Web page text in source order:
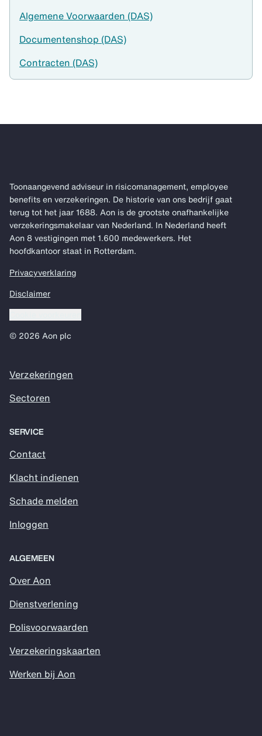
Algemene Voorwaarden (DAS)
Documentenshop (DAS)
Contracten (DAS)
Toonaangevend adviseur in risicomanagement, employee
benefits en verzekeringen. De historie van ons bedrijf gaat
terug tot het jaar 1688. Aon is de grootste onafhankelijke
verzekeringsmakelaar van Nederland. In Nederland heeft
Aon 8 vestigingen met 1.600 medewerkers. Het
hoofdkantoor staat in Rotterdam.
Privacyverklaring
Disclaimer
© 2026 Aon plc
Verzekeringen
Sectoren
SERVICE
Contact
Klacht indienen
Schade melden
Inloggen
ALGEMEEN
Over Aon
Dienstverlening
Polisvoorwaarden
Verzekeringskaarten
Werken bij Aon